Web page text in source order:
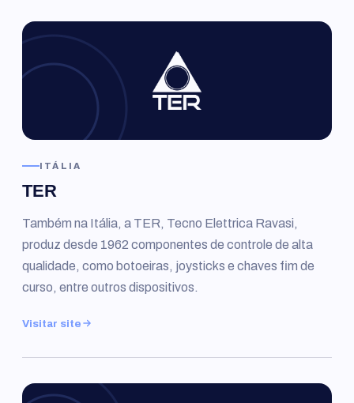
ITÁLIA
TER
Também na Itália, a TER, Tecno Elettrica Ravasi,
produz desde 1962 componentes de controle de alta
qualidade, como botoeiras, joysticks e chaves fim de
curso, entre outros dispositivos.
Visitar site